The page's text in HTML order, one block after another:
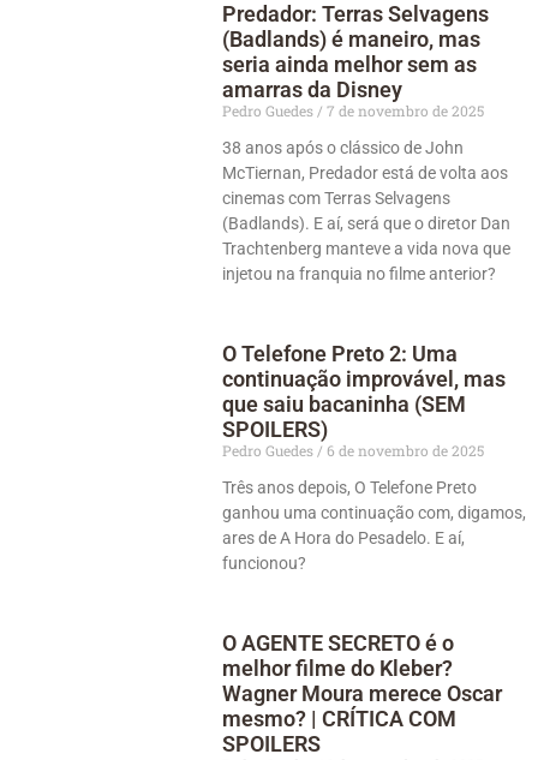
Predador: Terras Selvagens
(Badlands) é maneiro, mas
seria ainda melhor sem as
amarras da Disney
Pedro Guedes
7 de novembro de 2025
38 anos após o clássico de John
McTiernan, Predador está de volta aos
cinemas com Terras Selvagens
(Badlands). E aí, será que o diretor Dan
Trachtenberg manteve a vida nova que
injetou na franquia no filme anterior?
O Telefone Preto 2: Uma
continuação improvável, mas
que saiu bacaninha (SEM
SPOILERS)
Pedro Guedes
6 de novembro de 2025
Três anos depois, O Telefone Preto
ganhou uma continuação com, digamos,
ares de A Hora do Pesadelo. E aí,
funcionou?
O AGENTE SECRETO é o
melhor filme do Kleber?
Wagner Moura merece Oscar
mesmo? | CRÍTICA COM
SPOILERS